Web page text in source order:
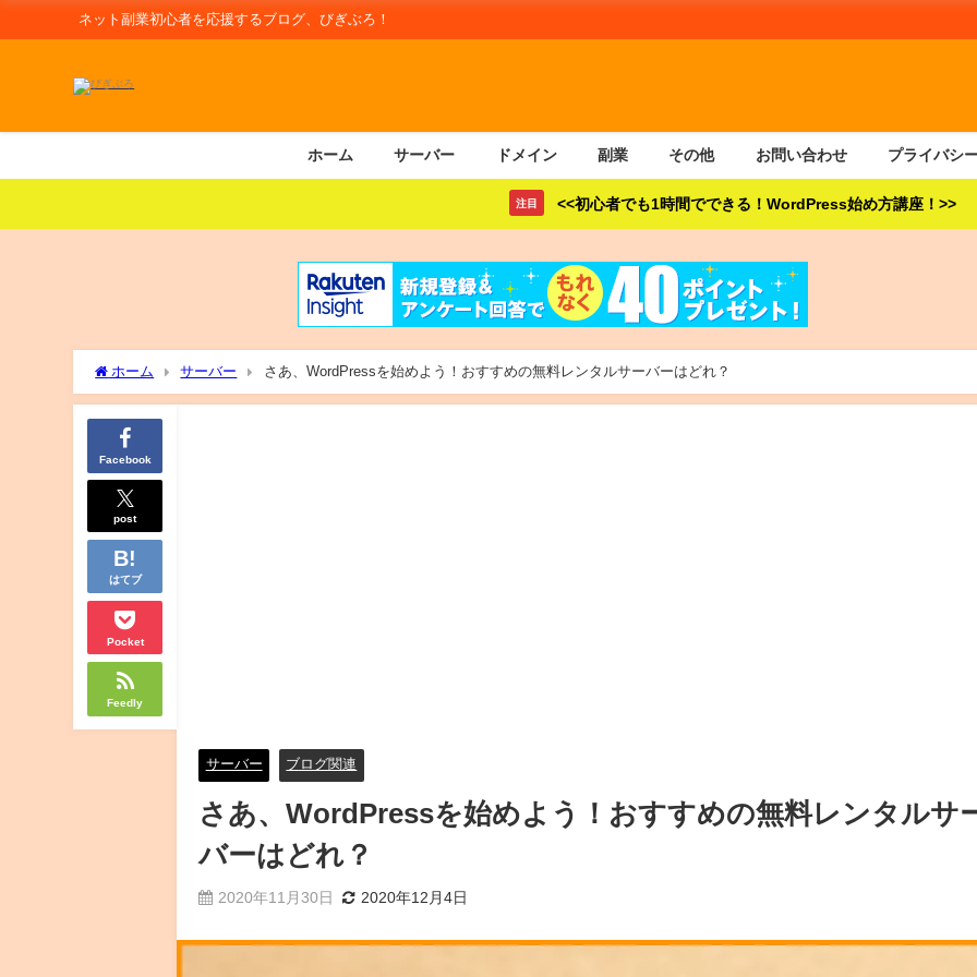
ネット副業初心者を応援するブログ、びぎぶろ！
ホーム サーバー ドメイン 副業 その他 お問い合わせ プライバシ
注目 <<初心者でも1時間でできる！WordPress始め方講座！>>
ホーム サーバー さあ、WordPressを始めよう！おすすめの無料レンタルサーバーはどれ？
Facebook
post
はてブ
Pocket
Feedly
サーバー ブログ関連
さあ、WordPressを始めよう！おすすめの無料レンタルサ
バーはどれ？
2020年11月30日 2020年12月4日